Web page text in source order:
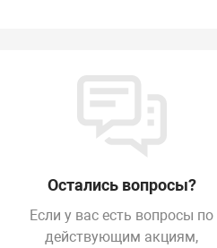
Остались вопросы?
Если у вас есть вопросы по
действующим акциям,